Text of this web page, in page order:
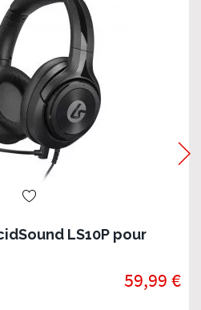
LS10P pour
59,99 €